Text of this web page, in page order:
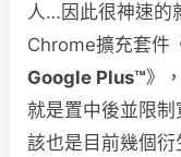
人…因此很神速的
Chrome擴充套件
Google Plus™》
就是置中後並限
該也是目前幾個